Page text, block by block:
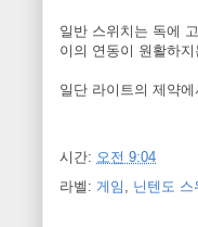
일반 스위치는 독에
이의 연동이 원활하
일단 라이트의 제약
시간: 오전 9:04
라벨: 게임 , 닌텐도 스